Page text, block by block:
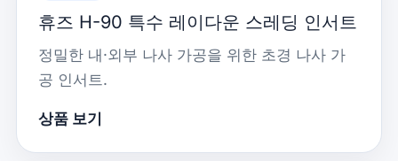
휴즈 H-90 특수 레이다운 스레딩 인서트
정밀한 내·외부 나사 가공을 위한 초경 나사 가
공 인서트.
상품 보기